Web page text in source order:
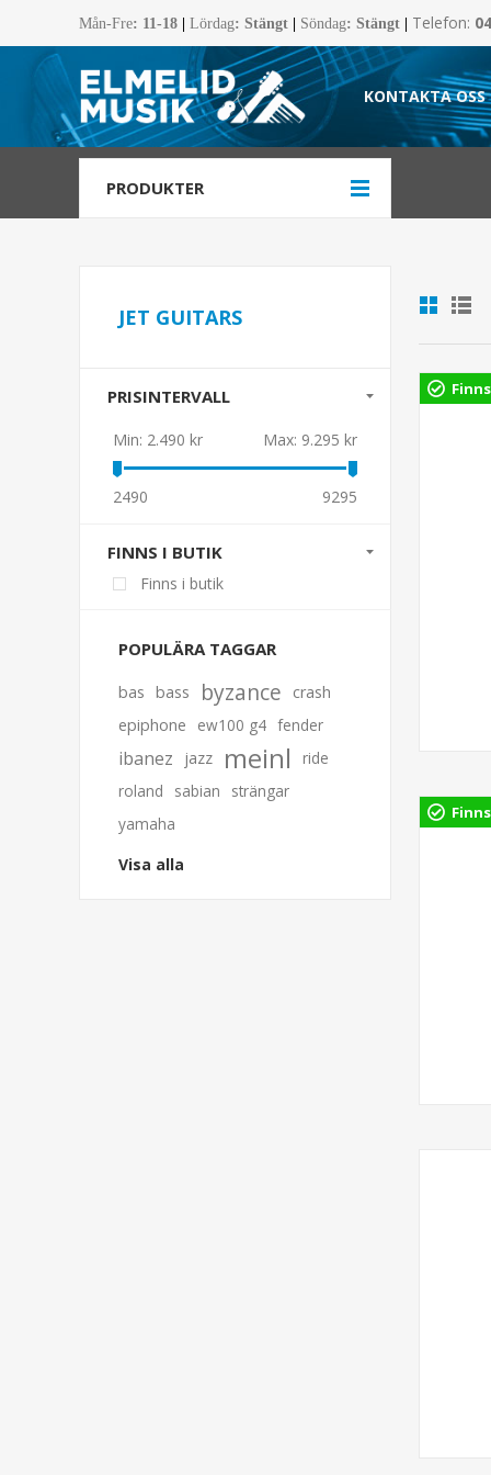
Mån-Fre: 11-18 Lördag: Stängt Söndag: Stängt Telefon:
KONTAKTA OSS
PRODUKTER
JET GUITARS
PRISINTERVALL
Min: 2.490 kr Max: 9.295 kr
2490 9295
FINNS I BUTIK
Finns i butik
POPULÄRA TAGGAR
bas bass byzance
crash
epiphone
ew100 g4 fender
ibanez jazz meinl
ride
roland
sabian
strängar
yamaha
Visa alla